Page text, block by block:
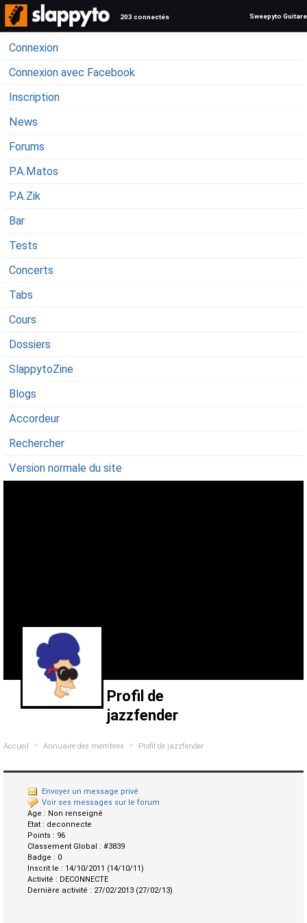
203 connectés Sweepyto Guitare
Connexion
Connexion avec Facebook
Inscription
News
Forums
P.A.Matos
P.A.Zik
Bar
Tests
Concerts
Tabs
Cours
Dossiers
SlappytoZine
Blogs
Accordeur
Rechercher
Version normale du site
Profil de
jazzfender
Accueil > Annuaire des membres > Profil de jazzfender
Envoyer un message privé
Voir ses messages sur le forum
Age : Non renseigné
Etat : deconnecte
Points : 96
Classement Global : #3839
Badge : 0
Inscrit le : 14/10/2011 (14/10/11)
Activité : DECONNECTE
Dernière activité : 27/02/2013 (27/02/13)